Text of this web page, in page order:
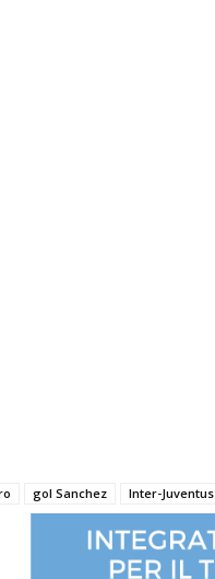
gol Sanchez Inter-Juventus